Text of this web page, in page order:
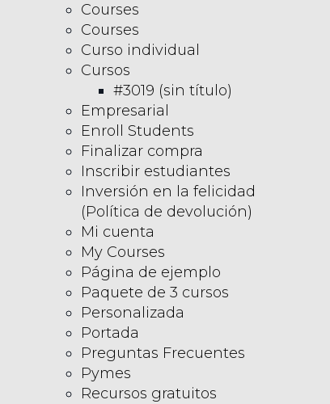
Courses
Courses
Curso individual
Cursos
#3019 (sin título)
Empresarial
Enroll Students
Finalizar compra
Inscribir estudiantes
Inversión en la felicidad
(Política de devolución)
Mi cuenta
My Courses
Página de ejemplo
Paquete de 3 cursos
Personalizada
Portada
Preguntas Frecuentes
Pymes
Recursos gratuitos